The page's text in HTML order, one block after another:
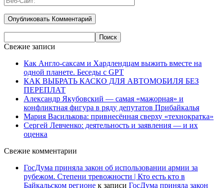
Свежие записи
Как Англо-саксам и Хардлендцам выжить вместе на
одной планете. Беседы с GPT
КАК ВЫБРАТЬ КАСКО ДЛЯ АВТОМОБИЛЯ БЕЗ
ПЕРЕПЛАТ
Александр Якубовский — самая «мажорная» и
конфликтная фигура в ряду депутатов Прибайкалья
Мария Василькова: привнесённая сверху «технократка»
Сергей Левченко: деятельность и заявления — и их
оценка
Свежие комментарии
ГосДума приняла закон об использовании армии за
рубежом. Степени тревожности | Кто есть кто в
Байкальском регионе к записи ГосДума приняла закон